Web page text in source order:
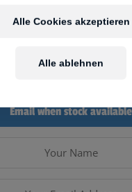
Enthält 20% MwSt.
Kostenloser Versandin AT &
Email when stock available
Alle ablehnen
Alle Cookies akzeptieren